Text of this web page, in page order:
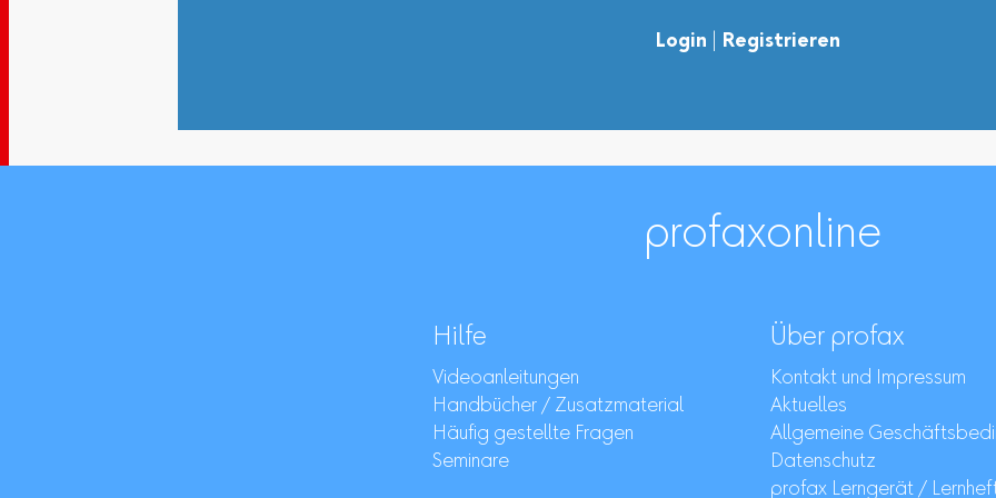
Login Registrieren
profaxonline
Hilfe
Videoanleitungen
Handbücher / Zusatzmaterial
Häufig gestellte Fragen
Seminare
Über profax
Kontakt und Impressum
Aktuelles
Allgemeine
Datenschutz
profax Lerngerät /